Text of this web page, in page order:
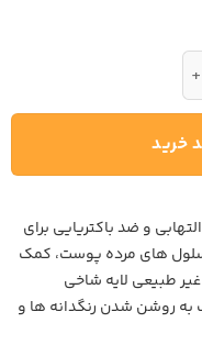
خرید
التهابی و ضد باکتریایی برای
سلول های مرده پوست، کمک
طبیعی لایه شاخی
روشن شدن رنگدانه ها و